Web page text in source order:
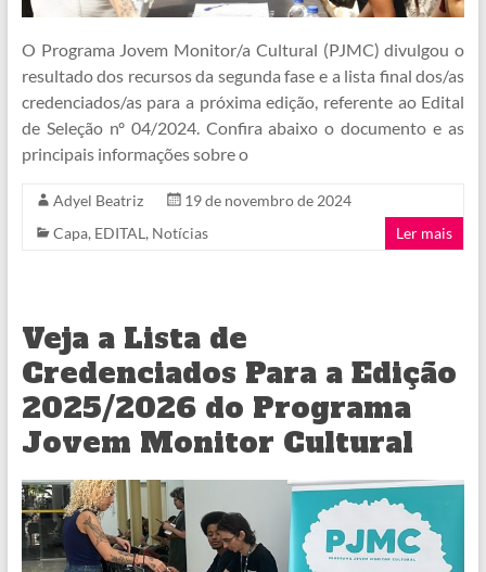
O Programa Jovem Monitor/a Cultural (PJMC) divulgou o
resultado dos recursos da segunda fase e a lista final dos/as
credenciados/as para a próxima edição, referente ao Edital
de Seleção nº 04/2024. Confira abaixo o documento e as
principais informações sobre o
Adyel Beatriz
19 de novembro de 2024
Capa, EDITAL , Notícias Ler mais
Veja a Lista de
Credenciados Para a Edição
2025/2026 do Programa
Jovem Monitor Cultural